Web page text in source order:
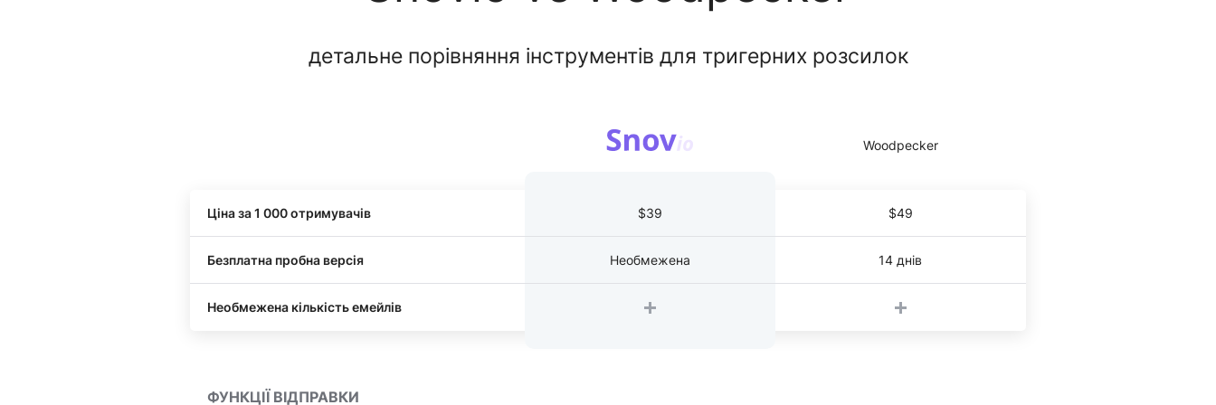
детальне порівняння інструментів для тригерних розсилок
Ціна за 1 000 отримувачів $39 $49
Безплатна пробна версія Необмежена 14 днів
Необмежена кількість емейлів
ФУНКЦІЇ ВІДПРАВКИ